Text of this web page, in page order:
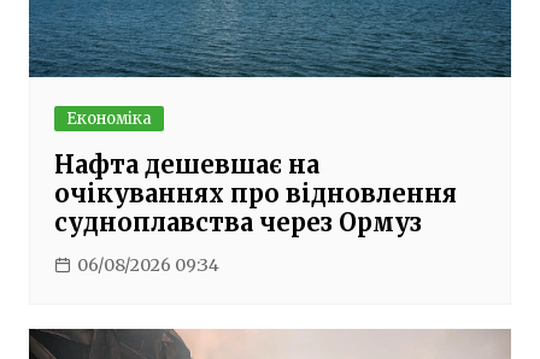
Економіка
Нафта дешевшає на
очікуваннях про відновлення
судноплавства через Ормуз
06/08/2026 09:34